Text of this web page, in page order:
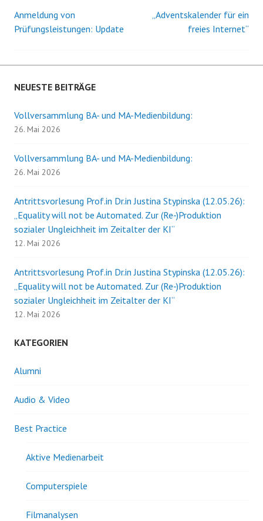
Beitrags-
Anmeldung von
Prüfungsleistungen: Update
„Adventskalender für ein
freies Internet“
NEUESTE BEITRÄGE
Vollversammlung BA- und MA-Medienbildung:
26. Mai 2026
Vollversammlung BA- und MA-Medienbildung:
26. Mai 2026
Antrittsvorlesung Prof.in Dr.in Justina Stypinska (12.05.26):
„Equality will not be Automated. Zur (Re-)Produktion
sozialer Ungleichheit im Zeitalter der KI“
12. Mai 2026
Antrittsvorlesung Prof.in Dr.in Justina Stypinska (12.05.26):
„Equality will not be Automated. Zur (Re-)Produktion
sozialer Ungleichheit im Zeitalter der KI“
12. Mai 2026
KATEGORIEN
Alumni
Audio & Video
Best Practice
Aktive Medienarbeit
Computerspiele
Filmanalysen